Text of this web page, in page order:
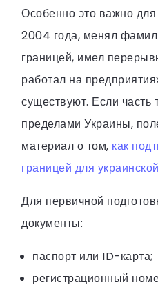
Особенно это важно для
2004 года, менял
границей, имел
работал на
существуют. Если часть
пределами Украины,
материал о том, как
границей для
Для первичной
документы:
паспорт или ID-карта;
регистрационный